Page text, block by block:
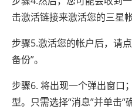
击激活链接来激活您的三星帐
步骤5.激活您的帐户后，请
备份”。
步骤6. 将出现一个弹出窗口
型。只需选择“消息”并单击“确